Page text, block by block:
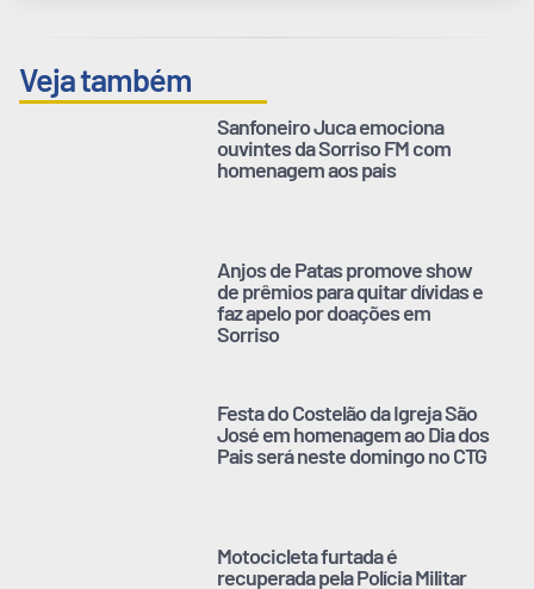
Veja também
Sanfoneiro Juca emociona
ouvintes da Sorriso FM com
homenagem aos pais
Anjos de Patas promove show
de prêmios para quitar dívidas e
faz apelo por doações em
Sorriso
Festa do Costelão da Igreja São
José em homenagem ao Dia dos
Pais será neste domingo no CTG
Motocicleta furtada é
recuperada pela Polícia Militar